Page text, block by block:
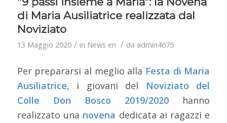
di Maria Ausiliatrice realizzata dal
Noviziato
13 Maggio 2020 / in News en / da admin4675
Per prepararsi al meglio alla Festa di Maria
Ausiliatrice, i giovani del Noviziato del
Colle Don Bosco 2019/2020 hanno
realizzato una novena dedicata ai ragazzi e